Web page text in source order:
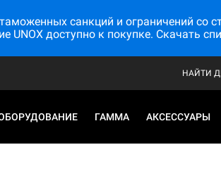
санкций и ограничений со
UNOX доступно к покупке. Скачать
НАЙТИ
ГАММА АКСЕССУАРЫ